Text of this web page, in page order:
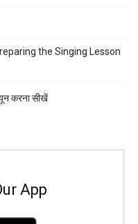
the Singing Lesson
करना सीखें
App